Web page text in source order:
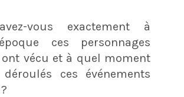
vous exactement à
ces personnages
vécu et à quel moment
ces événements